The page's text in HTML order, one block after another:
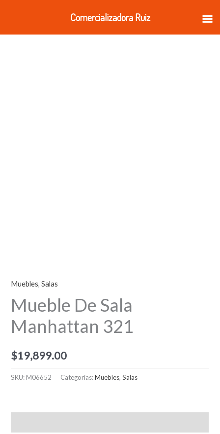
contenido
Muebles,Salas
Mueble De Sala
Manhattan 321
$19,899.00
SKU:M06652 Categorías:Muebles,Salas
Comercializadora Ruiz